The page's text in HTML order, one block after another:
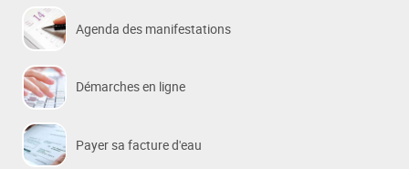
Agenda des manifestations
Démarches en ligne
Payer sa facture d'eau